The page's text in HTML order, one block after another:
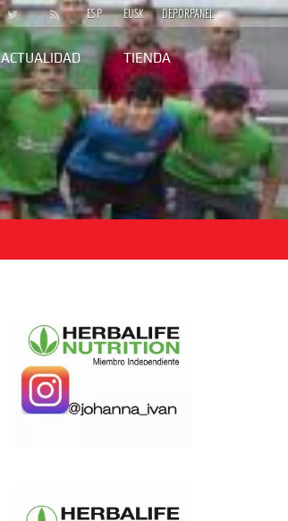
ESP EUSK DEPORPANEL
ACTUALIDAD TIENDA